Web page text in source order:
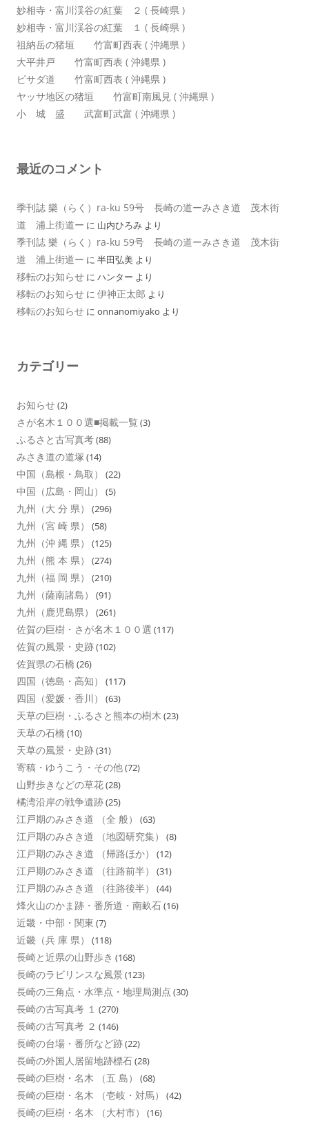
妙相寺・富川渓谷の紅葉 ２ ( 長崎県 )
妙相寺・富川渓谷の紅葉 １ ( 長崎県 )
祖納岳の猪垣 竹富町西表 ( 沖縄県 )
大平井戸 竹富町西表 ( 沖縄県 )
ピサダ道 竹富町西表 ( 沖縄県 )
ヤッサ地区の猪垣 竹富町南風見 ( 沖縄県 )
小 城 盛 武富町武富 ( 沖縄県 )
最近のコメント
季刊誌 樂（らく）ra-ku 59号 長崎の道ーみさき道 茂木街
道 浦上街道ー に 山内ひろみ より
季刊誌 樂（らく）ra-ku 59号 長崎の道ーみさき道 茂木街
道 浦上街道ー に 半田弘美 より
移転のお知らせ に ハンター より
移転のお知らせ に 伊神正太郎 より
移転のお知らせ に onnanomiyako より
カテゴリー
お知らせ(2)
さが名木１００選■掲載一覧 (3)
ふるさと古写真考(88)
みさき道の道塚 (14)
中国（島根・鳥取） (22)
中国（広島・岡山） (5)
九州（大 分 県） (296)
九州（宮 崎 県） (58)
九州（沖 縄 県） (125)
九州（熊 本 県） (274)
九州（福 岡 県） (210)
九州（薩南諸島） (91)
九州（鹿児島県） (261)
佐賀の巨樹・さが名木１００選 (117)
佐賀の風景・史跡(102)
佐賀県の石橋 (26)
四国（徳島・高知） (117)
四国（愛媛・香川） (63)
天草の巨樹・ふるさと熊本の樹木 (23)
天草の石橋 (10)
天草の風景・史跡(31)
寄稿・ゆうこう・その他(72)
山野歩きなどの草花(28)
橘湾沿岸の戦争遺跡(25)
江戸期のみさき道 （全 般） (63)
江戸期のみさき道 （地図研究集） (8)
江戸期のみさき道 （帰路ほか） (12)
江戸期のみさき道 （往路前半） (31)
江戸期のみさき道 （往路後半） (44)
烽火山のかま跡・番所道・南畝石(16)
近畿・中部・関東 (7)
近畿（兵 庫 県） (118)
長崎と近県の山野歩き (168)
長崎のラビリンスな風景 (123)
長崎の三角点・水準点・地理局測点 (30)
長崎の古写真考 １ (270)
長崎の古写真考 ２ (146)
長崎の台場・番所など跡(22)
長崎の外国人居留地跡標石(28)
長崎の巨樹・名木 （五 島） (68)
長崎の巨樹・名木 （壱岐・対馬） (42)
長崎の巨樹・名木 （大村市） (16)